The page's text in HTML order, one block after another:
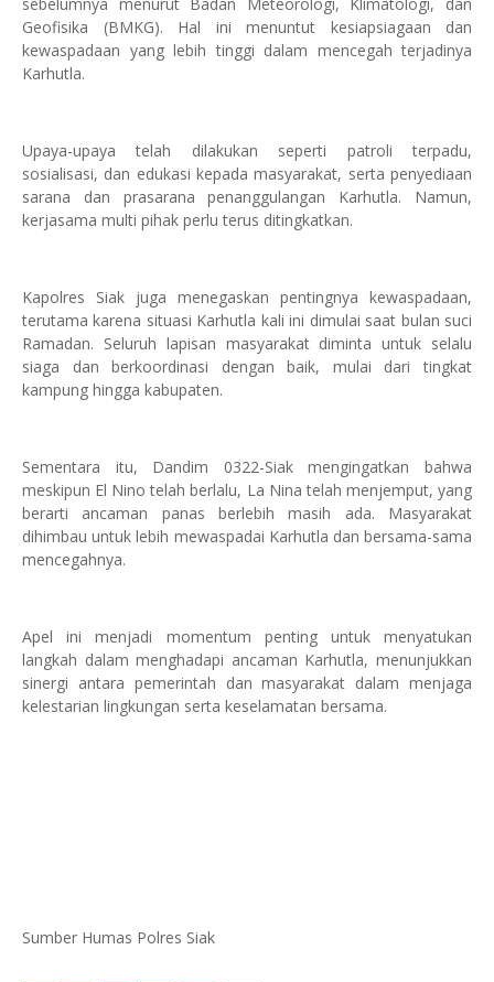
Geofisika (BMKG). Hal ini menuntut kesiapsiagaan dan
kewaspadaan yang lebih tinggi dalam mencegah terjadinya
Karhutla.
Upaya-upaya telah dilakukan seperti patroli terpadu,
sosialisasi, dan edukasi kepada masyarakat, serta penyediaan
sarana dan prasarana penanggulangan Karhutla. Namun,
kerjasama multi pihak perlu terus ditingkatkan.
Kapolres Siak juga menegaskan pentingnya kewaspadaan,
terutama karena situasi Karhutla kali ini dimulai saat bulan suci
Ramadan. Seluruh lapisan masyarakat diminta untuk selalu
siaga dan berkoordinasi dengan baik, mulai dari tingkat
kampung hingga kabupaten.
Sementara itu, Dandim 0322-Siak mengingatkan bahwa
meskipun El Nino telah berlalu, La Nina telah menjemput, yang
berarti ancaman panas berlebih masih ada. Masyarakat
dihimbau untuk lebih mewaspadai Karhutla dan bersama-sama
mencegahnya.
Apel ini menjadi momentum penting untuk menyatukan
langkah dalam menghadapi ancaman Karhutla, menunjukkan
sinergi antara pemerintah dan masyarakat dalam menjaga
kelestarian lingkungan serta keselamatan bersama.
Sumber Humas Polres Siak